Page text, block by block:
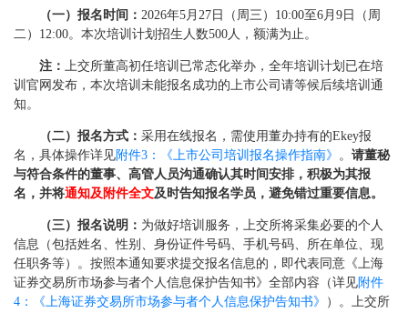
（一）报名时间： 2026年5月27日（周三）10:00至6月9日（周
二）12:00。本次培训计划招生人数500人，额满为止。
注： 上交所董高初任培训已常态化举办，全年培训计划已在培
训官网发布，本次培训未能报名成功的上市公司请等候后续培训通
知。
（二）报名方式： 采用在线报名，需使用董办持有的Ekey报
名，具体操作详见附件3：《上市公司培训报名操作指南》 。 请董秘
与符合条件的董事、高管人员沟通确认其时间安排，积极为其报
名，并将通知及附件全文及时告知报名学员，避免错过重要信息。
（三）报名说明： 为做好培训服务，上交所将采集必要的个人
信息（包括姓名、性别、身份证件号码、手机号码、所在单位、现
任职务等）。按照本通知要求提交报名信息的，即代表同意《上海
证券交易所市场参与者个人信息保护告知书》全部内容（详见附件
4：《上海证券交易所市场参与者个人信息保护告知书》
）。上交所